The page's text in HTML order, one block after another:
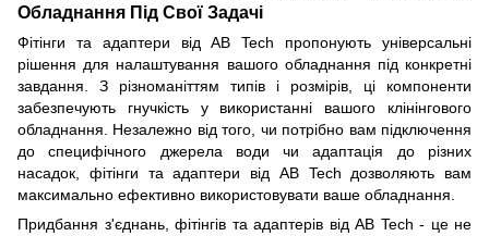
Обладнання Під Свої Задачі
Фітінги та адаптери від AB Tech пропонують універсальні
рішення для налаштування вашого обладнання під конкретні
завдання. З різноманіттям типів і розмірів, ці компоненти
забезпечують гнучкість у використанні вашого клінінгового
обладнання. Незалежно від того, чи потрібно вам підключення
до специфічного джерела води чи адаптація до різних
насадок, фітінги та адаптери від AB Tech дозволяють вам
максимально ефективно використовувати ваше обладнання.
Придбання з'єднань, фітінгів та адаптерів від AB Tech - це не